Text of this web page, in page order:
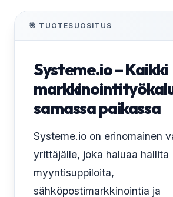
🎯 TUOTESUOSITUS
Systeme.io – Kaikki
samassa paikassa
Systeme.io on erinomainen
yrittäjälle, joka haluaa hallita
myyntisuppiloita,
sähköpostimarkkinointia ja